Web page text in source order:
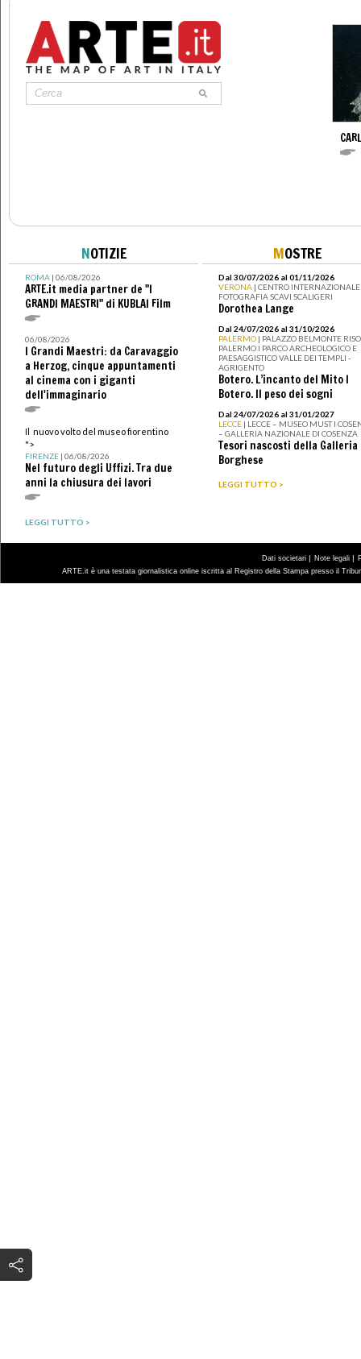
NOTIZIE
ROMA | 06/08/2026
ARTE.it media partner de "I
GRANDI MAESTRI" di KUBLAI Film
06/08/2026
I Grandi Maestri: da Caravaggio
a Herzog, cinque appuntamenti
al cinema con i giganti
dell'immaginario
Il nuovo volto del museo fiorentino
">
FIRENZE | 06/08/2026
Nel futuro degli Uffizi. Tra due
anni la chiusura dei lavori
LEGGI TUTTO >
MOSTRE
Dal 30/07/2026 al 01/11/2026
VERONA | CENTRO
FOTOGRAFIA SCAVI SCALIGERI
Dorothea Lange
Dal 24/07/2026 al 31/10/2026
PALERMO | PALAZZO BELMONTE
PALERMO I PARCO ARCHEOLOGICO E
PAESAGGISTICO VALLE DEI TEMPLI -
AGRIGENTO
Botero. L’incanto del Mito I
Botero. Il peso dei sogni
Dal 24/07/2026 al 31/01/2027
LECCE | LECCE – MUSEO MUST I
– GALLERIA NAZIONALE DI COSENZA
Tesori nascosti della Galleria
Borghese
LEGGI TUTTO >
Dati societari | Note legali |
ARTE.it è una testata giornalistica online iscritta al Registro della Stampa presso il